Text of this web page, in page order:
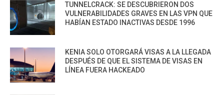
TUNNELCRACK: SE DESCUBRIERON DOS
VULNERABILIDADES GRAVES EN LAS VPN QUE
HABÍAN ESTADO INACTIVAS DESDE 1996
KENIA SOLO OTORGARÁ VISAS A LA LLEGADA
DESPUÉS DE QUE EL SISTEMA DE VISAS EN
LÍNEA FUERA HACKEADO